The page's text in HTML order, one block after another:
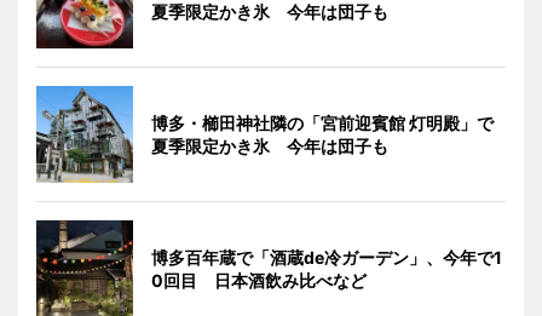
夏季限定かき氷 今年は団子も
博多・櫛田神社隣の「宮前迎賓館 灯明殿」で
夏季限定かき氷 今年は団子も
博多百年蔵で「酒蔵de冷ガーデン」、今年で1
0回目 日本酒飲み比べなど